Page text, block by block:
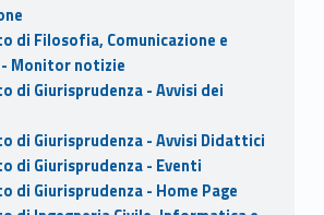
di Filosofia, Comunicazione e
Monitor notizie
di Giurisprudenza - Avvisi dei
di Giurisprudenza - Avvisi Didattici
di Giurisprudenza - Eventi
di Giurisprudenza - Home Page